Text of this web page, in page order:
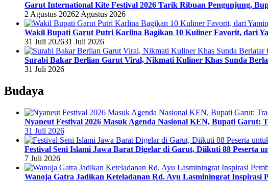
Garut International Kite Festival 2026 Tarik Ribuan Pengunjung,
2 Agustus 20262 Agustus 2026
Wakil Bupati Garut Putri Karlina Bagikan 10 Kuliner Favorit, dari
31 Juli 202631 Juli 2026
Surabi Bakar Berlian Garut Viral, Nikmati Kuliner Khas Sunda
31 Juli 2026
Budaya
Nyaneut Festival 2026 Masuk Agenda Nasional KEN, Bupati Garut:
31 Juli 2026
Festival Seni Islami Jawa Barat Digelar di Garut, Diikuti 88 Peserta
7 Juli 2026
Wanoja Gatra Jadikan Keteladanan Rd. Ayu Lasminingrat Inspirasi